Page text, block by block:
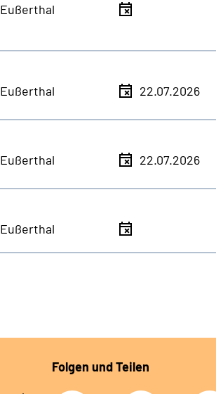
Eußerthal
Eußerthal 22.07.2026
Eußerthal 22.07.2026
Eußerthal
Folgen und Teilen